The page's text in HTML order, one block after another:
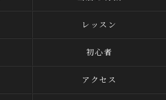
レッスン
初心者
アクセス